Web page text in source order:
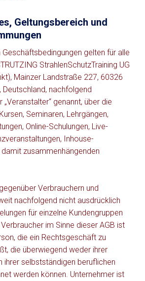
Geltungsbereich und
Geschäftsbedingungen gelten für alle
StrahlenSchutzTraining UG
Mainzer Landstraße 227, 60326
Deutschland, nachfolgend
„Veranstalter“ genannt, über die
Seminaren, Lehrgängen,
Online-Schulungen, Live-
Inhouse-
zusammenhängenden
Verbrauchern und
nachfolgend nicht ausdrücklich
für einzelne Kundengruppen
im Sinne dieser AGB ist
die ein Rechtsgeschäft zu
die überwiegend weder ihrer
ihrer selbstständigen beruflichen
werden können. Unternehmer ist